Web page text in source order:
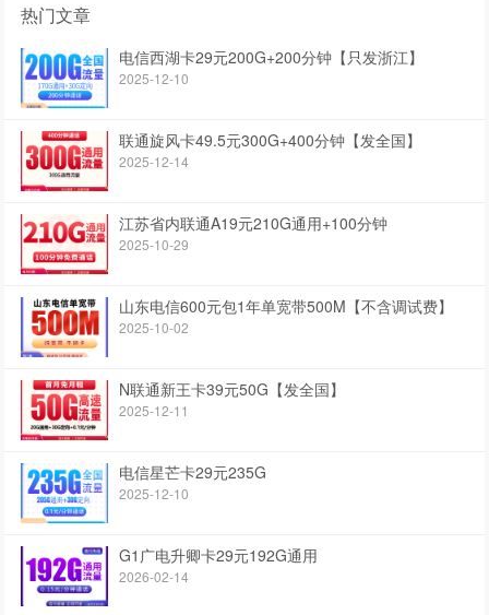
热门文章
电信西湖卡29元200G+200分钟【只发浙江】
2025-12-10
联通旋风卡49.5元300G+400分钟【发全国】
2025-12-14
江苏省内联通A19元210G通用+100分钟
2025-10-29
山东电信600元包1年单宽带500M【不含调试费】
2025-10-02
N联通新王卡39元50G【发全国】
2025-12-11
电信星芒卡29元235G
2025-12-10
G1广电升卿卡29元192G通用
2026-02-14